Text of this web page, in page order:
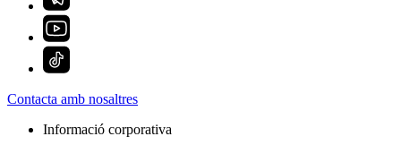
Contacta amb nosaltres
Informació corporativa